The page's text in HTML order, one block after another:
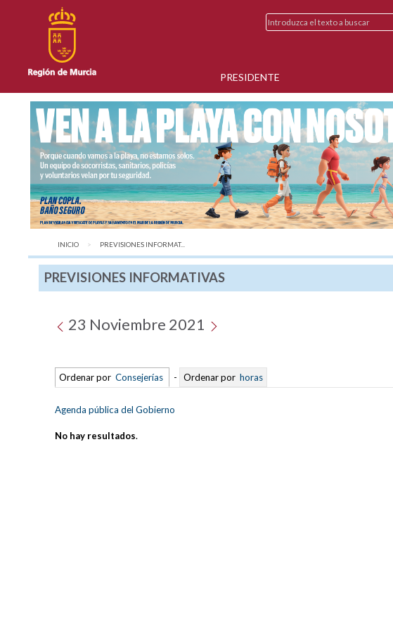
PRESIDENTE
INICIO AQUÍ:
PREVISIONES INFORMAT...
PREVISIONES INFORMATIVAS
23 Noviembre 2021
Ordenar por Consejerías - Ordenar por horas
Agenda pública del Gobierno
No hay resultados.